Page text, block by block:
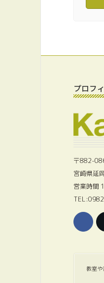
プロフ
〒882-
宮崎県延
営業時間
教室や